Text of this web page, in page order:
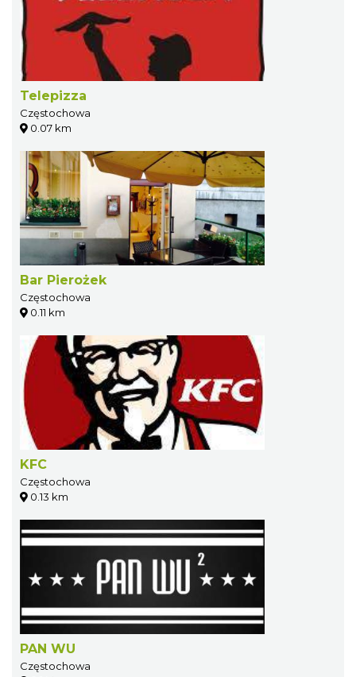
Telepizza
Częstochowa
0.07 km
Bar Pierożek
Częstochowa
0.11 km
KFC
Częstochowa
0.13 km
PAN WU
Częstochowa